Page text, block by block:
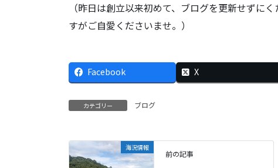
（昨日は創立以来初めて、ブログを更新せずに
すがご自愛くださいませ。）
Facebook X
カテゴリー ブログ
海況情報
前の記事